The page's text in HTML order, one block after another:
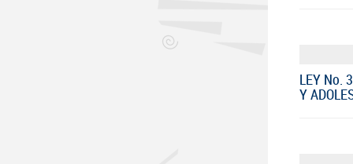
LEY No.
Y